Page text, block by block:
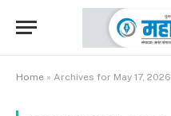
Home » Archives for May 17, 2026